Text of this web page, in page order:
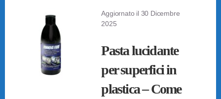
Aggiornato il 30 Dicembre
2025
Pasta lucidante
per superfici in
plastica – Come